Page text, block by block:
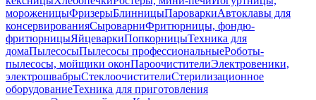
мороженицыФризерыБлинницыПароваркиАвтоклавы для
консервированияСыроварниФритюрницы, фондю-
фритюрницыЯйцеваркиПопкорницыТехника для
домаПылесосыПылесосы профессиональныеРоботы-
пылесосы, мойщики оконПароочистителиЭлектровеники,
электрошвабрыСтеклоочистителиСтерилизационное
оборудованиеТехника для приготовления